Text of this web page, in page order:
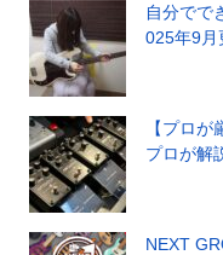
自分でで
025年9月
【プロ
プロが解
NEXT